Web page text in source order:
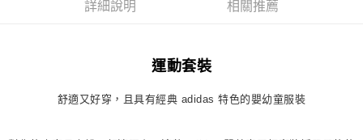
付款後7-11取貨詳細說明 相關推薦
運動套裝
舒適又好穿，且具有經典 adidas 特色的嬰幼童服裝